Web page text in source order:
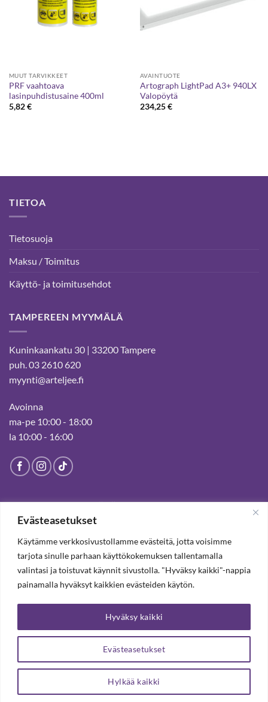
Evästeasetukset
Käytämme verkkosivustollamme evästeitä, jotta voisimme
tarjota sinulle parhaan käyttökokemuksen tallentamalla
valintasi ja toistuvat käynnit sivustolla. "Hyväksy kaikki"-nappia
painamalla hyväksyt kaikkien evästeiden käytön.
Evästeasetukset
Hylkää kaikki
Hyväksy kaikki
MUUT TARVIKKEET
PRF vaahtoava
lasinpuhdistusaine 400ml
5,82€
AVAINTUOTE
Artograph LightPad A3+ 940LX
Valopöytä
234,25€
TIETOA
Tietosuoja
Maksu / Toimitus
Käyttö- ja toimitusehdot
TAMPEREEN MYYMÄLÄ
Kuninkaankatu 30 | 33200 Tampere
puh. 03 2610 620
myynti@arteljee.fi
Avoinna
ma-pe 10:00 - 18:00
la 10:00 - 16:00
Suljettu pysyvästi 19.7.2025 alkaen
TILAA UUTISKIRJE, SAAT 20% ALENNUKSEN
TILAA UUTISKIRJEEMME
Copyright 2026 ©